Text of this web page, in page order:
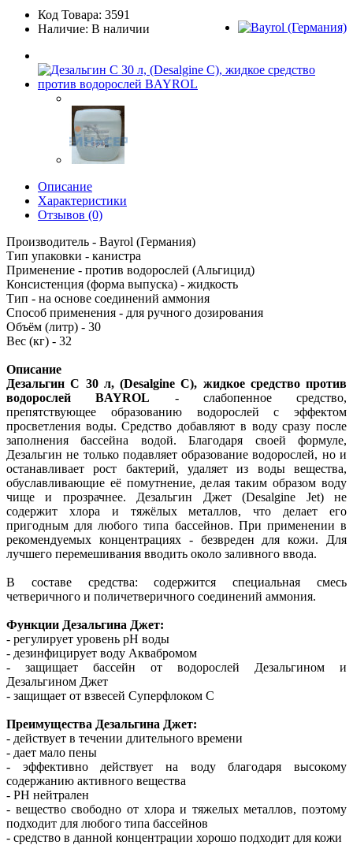
Код Товара: 3591
Наличие: В наличии
Описание
Характеристики
Отзывов (0)
Производитель - Bayrol (Германия)
Тип упаковки - канистра
Применение - против водорослей (Альгицид)
Консистенция (форма выпуска) - жидкость
Тип - на основе соединений аммония
Способ применения - для ручного дозирования
Объём (литр) - 30
Вес (кг) - 32
Описание
Дезальгин С 30 л, (Desalgine С), жидкое средство против
водорослей BAYROL - слабопенное средство,
препятствующее образованию водорослей с эффектом
просветления воды. Средство добавляют в воду сразу после
заполнения бассейна водой. Благодаря своей формуле,
Дезальгин не только подавляет образование водорослей, но и
останавливает рост бактерий, удаляет из воды вещества,
обуславливающие её помутнение, делая таким образом воду
чище и прозрачнее. Дезальгин Джет (Desalgine Jet) не
содержит хлора и тяжёлых металлов, что делает его
пригодным для любого типа бассейнов. При применении в
рекомендуемых концентрациях - безвреден для кожи. Для
лучшего перемешивания вводить около заливного ввода.
В составе средства: содержится специальная смесь
четверичного и поличетверичного соединений аммония.
Функции Дезальгина Джет:
- регулирует уровень pH воды
- дезинфицирует воду Аквабромом
- защищает бассейн от водорослей Дезальгином и
Дезальгином Джет
- защищает от взвесей Суперфлоком С
Преимущества Дезальгина Джет:
- действует в течении длительного времени
- дает мало пены
- эффективно действует на воду благодаря высокому
содержанию активного вещества
- РН нейтрален
- вещество свободно от хлора и тяжелых металлов, поэтому
подходит для любого типа бассейнов
- средство в данной концентрации хорошо подходит для кожи